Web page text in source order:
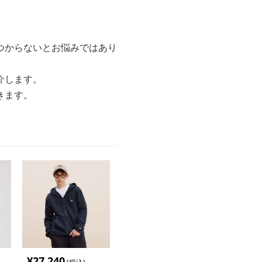
らないとお悩みではあり
ます。
す。